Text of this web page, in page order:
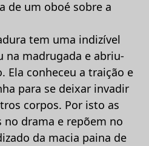
de um oboé sobre a
tem uma indizível
na madrugada e abriu-
Ela conheceu a traição e
para se deixar invadir
corpos. Por isto as
no drama e repõem no
da macia paina de